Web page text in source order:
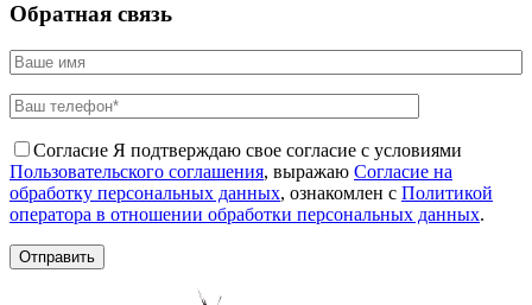
Обратная связь
Согласие Я подтверждаю свое согласие с условиями
Пользовательского соглашения, выражаю Согласие на
обработку персональных данных, ознакомлен с Политикой
оператора в отношении обработки персональных данных.